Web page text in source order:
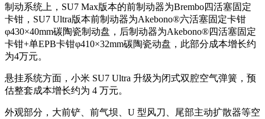
制动系统上，SU7 Max版本的前制动器为Brembo四活塞固定
卡钳，SU7 Ultra版本前制动器为Akebono®六活塞固定卡钳
φ430×40mm碳陶瓷制动盘，后制动器为Akebono®四活塞固定
卡钳+单EPB卡钳φ410×32mm碳陶瓷动盘，此部分成本增长约
为4万元。
悬挂系统方面，小米 SU7 Ultra 升级为闭式双腔空气弹簧，预
估整套成本增长约为 4 万元。
外观部分，大前铲、前气坝、U 型风刀、尾部主动扩散器等空